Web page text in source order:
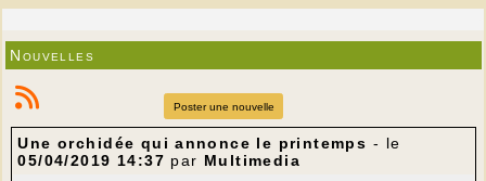
Nouvelles
Poster une nouvelle
Une orchidée qui annonce le printemps - le
05/04/2019 14:37 par Multimedia